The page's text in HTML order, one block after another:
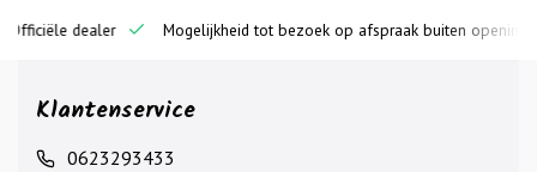
dealer Mogelijkheid tot bezoek op afspraak buiten openingstijden
Klantenservice
0623293433